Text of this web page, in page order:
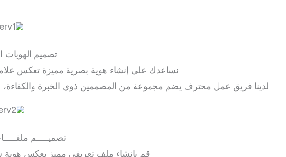
تصميم الهويات
نساعدك على إنشاء هوية بصرية مميزة تعكس
لدينا فريق عمل محترف يضم مجموعة من المصممين ذوي الخبرة والكفاءة،
تصميـــــم
قم بإنشاء ملف تعريفي مميز يعكس